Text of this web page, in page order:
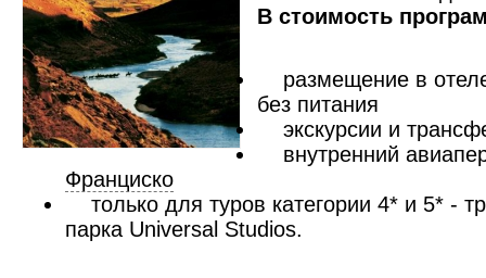
В стоимость
размещение в
без питания
экскурсии и
внутренний
Франциско
только для туров категории 4* и 5* -
парка Universal Studios.